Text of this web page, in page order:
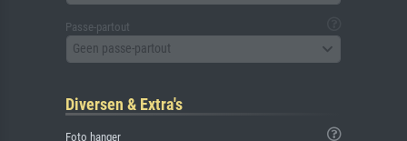
Passe-partout
Geen passe-partout
Diversen & Extra's
Foto hanger